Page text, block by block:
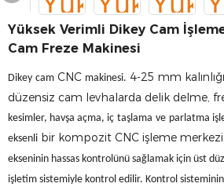
Yüksek Verimli Dikey Cam
Cam Freze Makinesi
Dikey cam CNC makinesi. 4-25 mm
düzensiz cam levhalarda delik delme,
kesimler, havşa açma, iç taşlama ve parlatma
eksenli bir kompozit CNC işleme
ekseninin hassas kontrolünü sağlamak için üst
işletim sistemiyle kontrol edilir. Kontrol